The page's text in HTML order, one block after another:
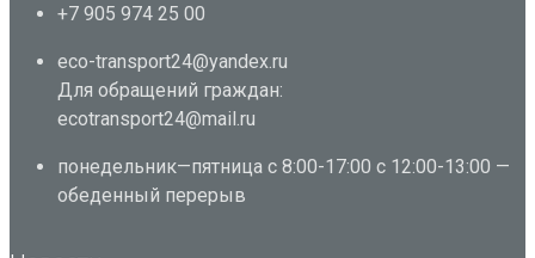
+7 905 974 25 00
eco-transport24@yandex.ru
Для обращений граждан:
ecotransport24@mail.ru
понедельник—пятница с 8:00-17:00 с 12:00-13:00 —
обеденный перерыв